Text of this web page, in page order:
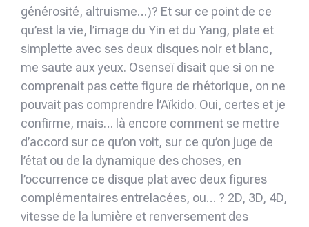
générosité, altruisme…)? Et sur ce point de ce
qu’est la vie, l’image du Yin et du Yang, plate et
simplette avec ses deux disques noir et blanc,
me saute aux yeux. Osenseï disait que si on ne
comprenait pas cette figure de rhétorique, on ne
pouvait pas comprendre l’Aïkido. Oui, certes et je
confirme, mais… là encore comment se mettre
d’accord sur ce qu’on voit, sur ce qu’on juge de
l’état ou de la dynamique des choses, en
l’occurrence ce disque plat avec deux figures
complémentaires entrelacées, ou… ? 2D, 3D, 4D,
vitesse de la lumière et renversement des